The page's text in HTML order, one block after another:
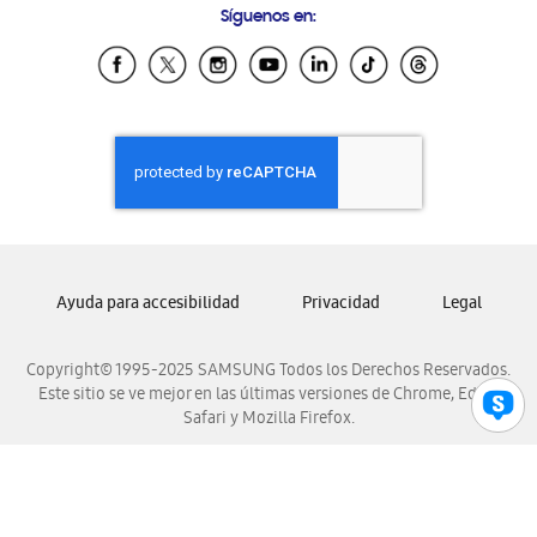
Samsung Ecuador
Samsung El Salvador
Samsung Honduras
Samsung Nicaragua
Samsung Panamá
Samsung Venezuela
Síguenos en:
Copyright© 1995-2025 SAMSUNG Todos los Derechos Reservados.
Este sitio se ve mejor en las últimas versiones de Chrome, Edge,
Safari y Mozilla Firefox.
Ayuda para accesibilidad Privacidad Legal